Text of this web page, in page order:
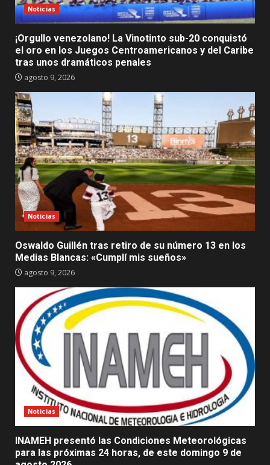
Noticias
¡Orgullo venezolano! La Vinotinto sub-20 conquistó
el oro en los Juegos Centroamericanos y del Caribe
tras unos dramáticos penales
agosto 9, 2026
Noticias
Oswaldo Guillén tras retiro de su número 13 en los
Medias Blancas: «Cumplí mis sueños»
agosto 9, 2026
Noticias
INAMEH presentó las Condiciones Meteorológicas
para las próximas 24 horas, de este domingo 9 de